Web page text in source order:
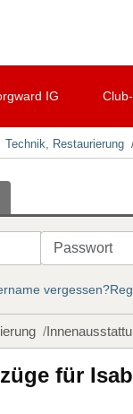
IG
Technik, Restaurierung
Passwort
vergessen?
für